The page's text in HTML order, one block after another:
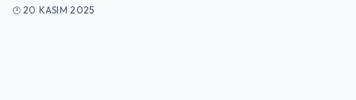
20 KASIM 2025
Şifre